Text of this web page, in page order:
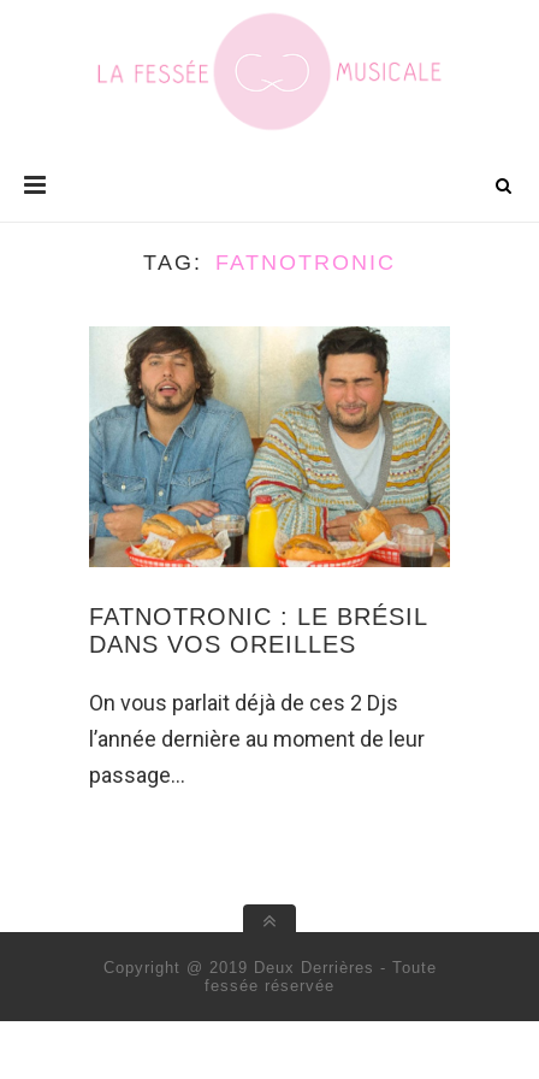
TAG FATNOTRONIC
FATNOTRONIC : LE BRÉSIL
DANS VOS OREILLES
On vous parlait déjà de ces 2 Djs
l’année dernière au moment de leur
passage…
Copyright @ 2019 Deux Derrières - Toute
fessée réservée